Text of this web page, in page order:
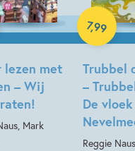
lezen met
– Wij
Mark
Trubbel
–
De
Reggie
7,99
E-book